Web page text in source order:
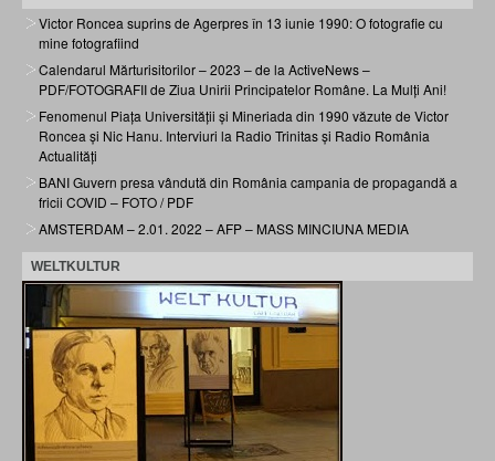
Victor Roncea suprins de Agerpres în 13 iunie 1990: O fotografie cu
mine fotografiind
Calendarul Mărturisitorilor – 2023 – de la ActiveNews –
PDF/FOTOGRAFII de Ziua Unirii Principatelor Române. La Mulți Ani!
Fenomenul Piața Universității și Mineriada din 1990 văzute de Victor
Roncea și Nic Hanu. Interviuri la Radio Trinitas și Radio România
Actualități
BANI Guvern presa vândută din România campania de propagandă a
fricii COVID – FOTO / PDF
AMSTERDAM – 2.01. 2022 – AFP – MASS MINCIUNA MEDIA
WELTKULTUR